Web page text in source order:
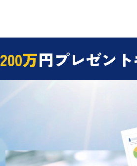
200万円プレゼン